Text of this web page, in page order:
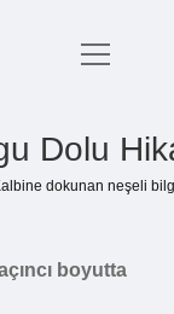
Anasayfa
menüyü
Dolu
dokunan neşeli
boyutta